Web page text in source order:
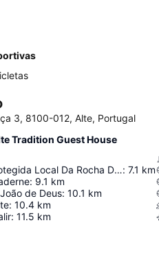
3, 8100-012, Alte, Portugal
Tradition Guest House
Paisagem Protegida Local Da Rocha Da Pena: 7.1 km
: 9.1 km
de Deus: 10.1 km
: 10.4 km
: 11.5 km